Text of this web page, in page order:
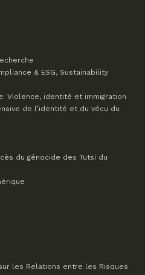
& ESG, Sustainability
Violence, identité et immigration
de l’identité et du vécu du
du génocide des Tutsi du
les Relations entre les Risques